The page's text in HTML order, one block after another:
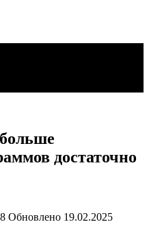
достаточно
Обновлено 19.02.2025